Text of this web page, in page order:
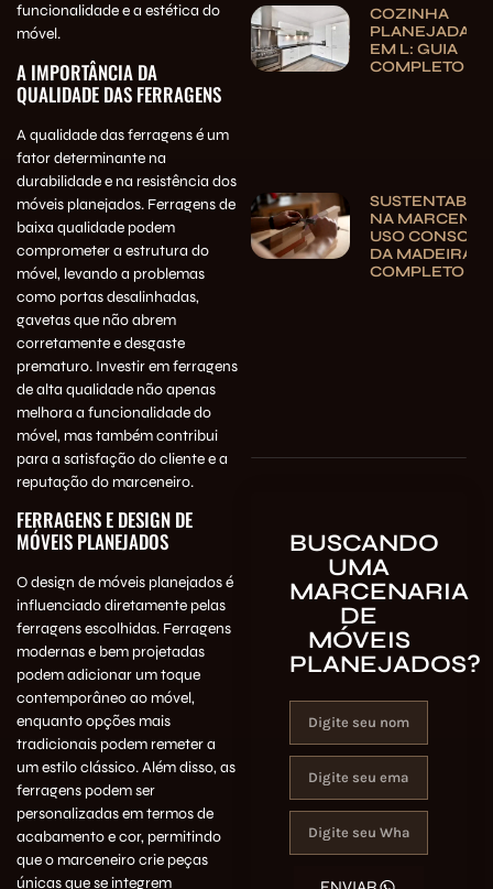
funcionalidade e a estética do
móvel.
A IMPORTÂNCIA DA
QUALIDADE DAS FERRAGENS
A qualidade das ferragens é um
fator determinante na
durabilidade e na resistência dos
móveis planejados. Ferragens de
baixa qualidade podem
comprometer a estrutura do
móvel, levando a problemas
como portas desalinhadas,
gavetas que não abrem
corretamente e desgaste
prematuro. Investir em ferragens
de alta qualidade não apenas
melhora a funcionalidade do
móvel, mas também contribui
para a satisfação do cliente e a
reputação do marceneiro.
FERRAGENS E DESIGN DE
MÓVEIS PLANEJADOS
O design de móveis planejados é
influenciado diretamente pelas
ferragens escolhidas. Ferragens
modernas e bem projetadas
podem adicionar um toque
contemporâneo ao móvel,
enquanto opções mais
tradicionais podem remeter a
um estilo clássico. Além disso, as
ferragens podem ser
personalizadas em termos de
acabamento e cor, permitindo
que o marceneiro crie peças
únicas que se integrem
COZINHA
PLANEJADA
EM L: GUIA
COMPLETO
NA
USO
DA MADEIRA |
COMPLETO
BUSCANDO
UMA
MARCENARIA
DE
MÓVEIS
PLANEJADOS?